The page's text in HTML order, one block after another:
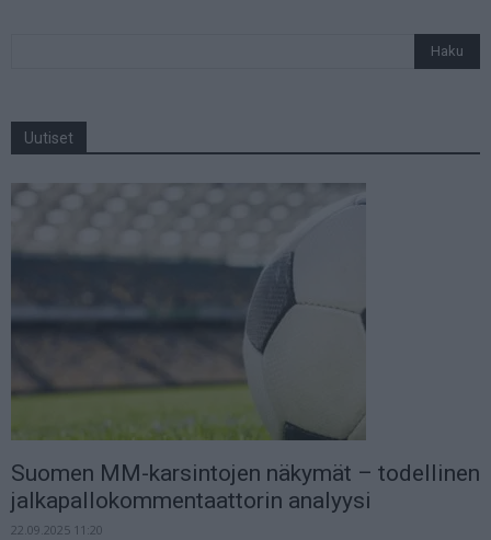
Uutiset
Suomen MM-karsintojen näkymät – todellinen
jalkapallokommentaattorin analyysi
22.09.2025 11:20